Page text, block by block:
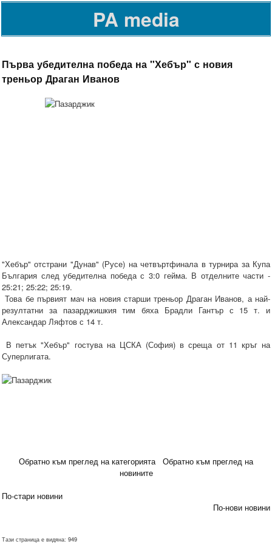
PA media
Първа убедителна победа на "Хебър" с новия
треньор Драган Иванов
"Хебър" отстрани "Дунав" (Русе) на четвъртфинала в турнира за Купа
България след убедителна победа с 3:0 гейма. В отделните части -
25:21; 25:22; 25:19.
Това бе първият мач на новия старши треньор Драган Иванов, а най-
резултатни за пазарджишкия тим бяха Брадли Гантър с 15 т. и
Александар Ляфтов с 14 т.
В петък "Хебър" гостува на ЦСКА (София) в среща от 11 кръг на
Суперлигата.
Обратно към преглед на категорията
Обратно към преглед на
новините
По-стари новини
По-нови новини
Тази страница е видяна: 949